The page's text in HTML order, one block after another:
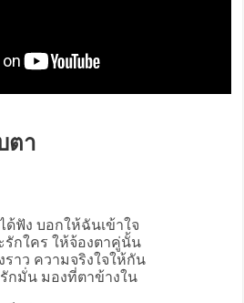
ตา
ด้ฟัง บอกให้ฉันเข้าใจ
รักใคร ให้จ้องตาคู่นั้น
ราว ความจริงใจให้กัน
รักมั่น มองที่ตาข้างใน